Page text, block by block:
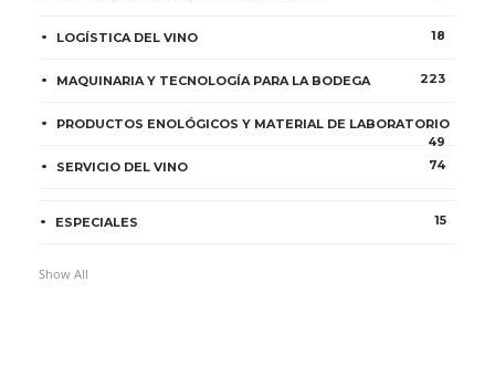
LOGÍSTICA DEL VINO 18
MAQUINARIA Y TECNOLOGÍA PARA LA BODEGA 223
PRODUCTOS ENOLÓGICOS Y MATERIAL DE LABORATORIO
49
SERVICIO DEL VINO
74
ESPECIALES 15
Show All